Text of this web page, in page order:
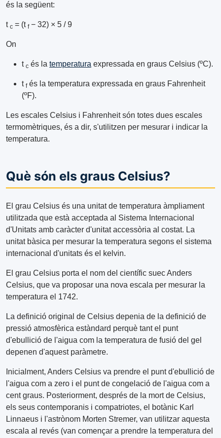
és la següent:
t c = (t f− 32) × 5 / 9
On
t c és la temperatura expressada en graus Celsius (ºC).
t fés la temperatura expressada en graus Fahrenheit
(ºF).
Les escales Celsius i Fahrenheit són totes dues escales
termomètriques, és a dir, s'utilitzen per mesurar i indicar la
temperatura.
Què són els graus Celsius?
El grau Celsius és una unitat de temperatura àmpliament
utilitzada que està acceptada al Sistema Internacional
d'Unitats amb caràcter d'unitat accessòria al costat. La
unitat bàsica per mesurar la temperatura segons el sistema
internacional d'unitats és el kelvin.
El grau Celsius porta el nom del científic suec Anders
Celsius, que va proposar una nova escala per mesurar la
temperatura el 1742.
La definició original de Celsius depenia de la definició de
pressió atmosfèrica estàndard perquè tant el punt
d'ebullició de l'aigua com la temperatura de fusió del gel
depenen d'aquest paràmetre.
Inicialment, Anders Celsius va prendre el punt d'ebullició de
l'aigua com a zero i el punt de congelació de l'aigua com a
cent graus. Posteriorment, després de la mort de Celsius,
els seus contemporanis i compatriotes, el botànic Karl
Linnaeus i l'astrònom Morten Stremer, van utilitzar aquesta
escala al revés (van començar a prendre la temperatura del